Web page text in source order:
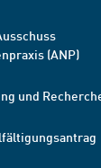
(ANP)
und